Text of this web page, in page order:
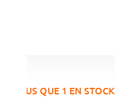
PLUS QUE 1 EN STOCK